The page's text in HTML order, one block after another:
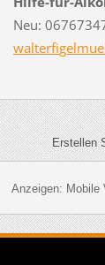
Neu:
walterfi
Erstellen
Anzeigen: Mobile